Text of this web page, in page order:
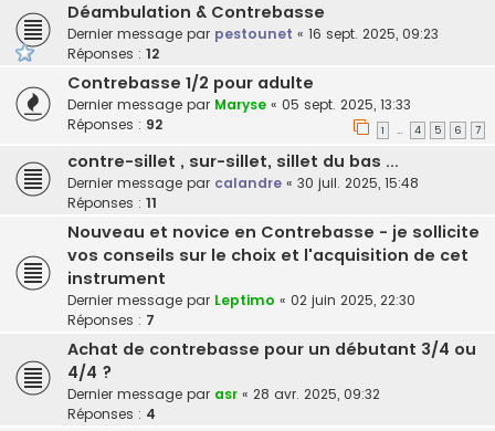
Déambulation & Contrebasse
Dernier message par pestounet « 16 sept. 2025, 09:23
Réponses : 12
Contrebasse 1/2 pour adulte
Dernier message par Maryse « 05 sept. 2025, 13:33
Réponses : 92 1 … 4 5 6 7
contre-sillet , sur-sillet, sillet du bas ...
Dernier message par calandre « 30 juil. 2025, 15:48
Réponses : 11
Nouveau et novice en Contrebasse - je sollicite
vos conseils sur le choix et l'acquisition de cet
instrument
Dernier message par Leptimo « 02 juin 2025, 22:30
Réponses : 7
Achat de contrebasse pour un débutant 3/4 ou
4/4 ?
Dernier message par asr « 28 avr. 2025, 09:32
Réponses : 4